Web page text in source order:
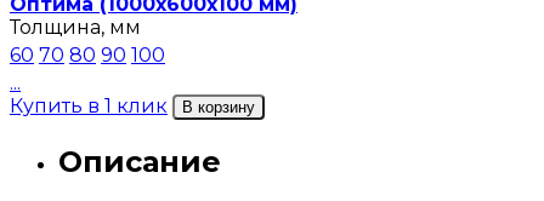
Толщина, мм
60 70 80 90 100
...
Купить в 1 клик
В корзину
Описание